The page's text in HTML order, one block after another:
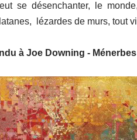
se désenchanter, le
lézardes de murs, tout
à Joe Downing -